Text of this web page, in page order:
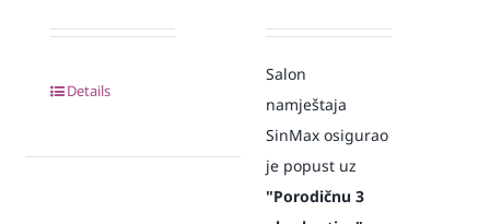
Details
Salon
namještaja
SinMax osigurao
je popust uz
"Porodičnu 3